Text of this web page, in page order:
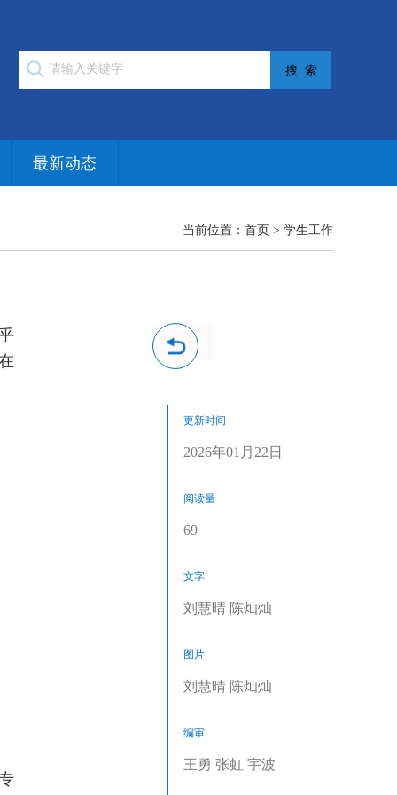
最新动态
当前位置： 首页 > 学生工作
更新时间
2026年01月22日
阅读量
69
文字
刘慧晴 陈灿灿
图片
刘慧晴 陈灿灿
编审
王勇 张虹 宇波